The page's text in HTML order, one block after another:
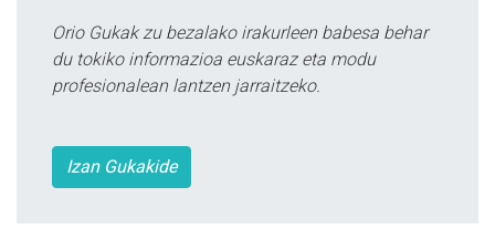
Orio Gukak zu bezalako irakurleen babesa behar
du tokiko informazioa euskaraz eta modu
profesionalean lantzen jarraitzeko.
Izan Gukakide